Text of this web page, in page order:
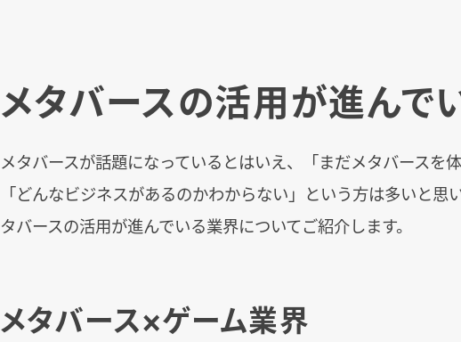
メタバースの活用が進んで
メタバースが話題になっているとはいえ、「まだメタバースを
「どんなビジネスがあるのかわからない」という方は多いと思
タバースの活用が進んでいる業界についてご紹介します。
メタバース×ゲーム業界